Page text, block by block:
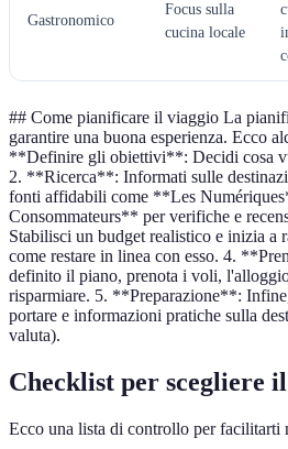
Gastronomico
Focus sulla
cucina locale
## Come pianificare il viaggio La
garantire una buona esperienza. Ecco
**Definire gli obiettivi**: Decidi cosa
2. **Ricerca**: Informati sulle
fonti affidabili come **Les
Consommateurs** per verifiche e
Stabilisci un budget realistico e inizia a
come restare in linea con esso. 4.
definito il piano, prenota i voli,
risparmiare. 5. **Preparazione**:
portare e informazioni pratiche sulla
valuta).
Checklist per scegliere
Ecco una lista di controllo per facilitarti